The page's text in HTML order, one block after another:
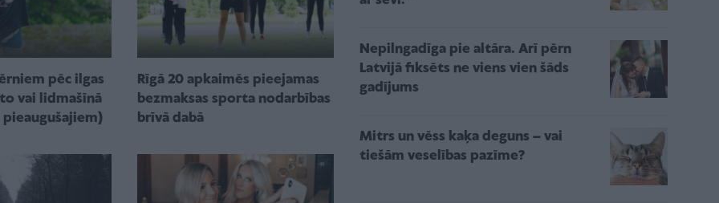
pēc ilgas
vai lidmašīnā
Rīgā 20 apkaimēs pieejamas
bezmaksas sporta nodarbības
brīvā dabā
Nepilngadīga pie altāra. Arī pērn
Latvijā fiksēts ne viens vien šāds
gadījums
Mitrs un vēss kaķa deguns – vai
tiešām veselības pazīme?